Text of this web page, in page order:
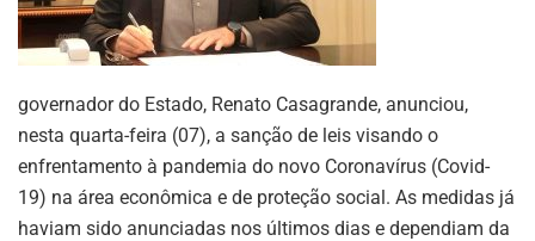
governador do Estado, Renato Casagrande, anunciou,
nesta quarta-feira (07), a sanção de leis visando o
enfrentamento à pandemia do novo Coronavírus (Covid-
19) na área econômica e de proteção social. As medidas já
haviam sido anunciadas nos últimos dias e dependiam da